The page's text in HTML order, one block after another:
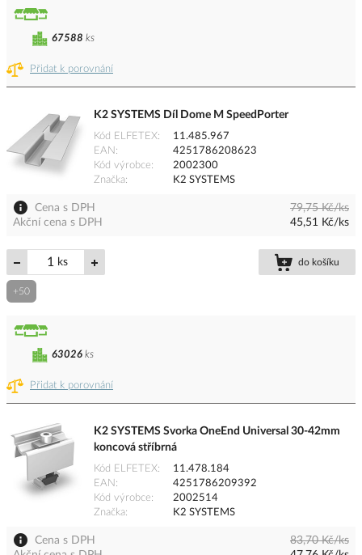
Přidat k porovnání
67588 ks
K2 SYSTEMS Díl Dome M SpeedPorter
Kód ELFETEX
11.485.967
EAN
4251786208623
Kód výrobce
2002300
Značka
K2 SYSTEMS
Cena s DPH
79,75 Kč/ks
Akční cena s DPH
45,51 Kč/ks
ks do košíku
+50
Přidat k porovnání
63026 ks
K2 SYSTEMS Svorka OneEnd Universal 30-42mm
koncová stříbrná
Kód ELFETEX
11.478.184
EAN
4251786209392
Kód výrobce
2002514
Značka
K2 SYSTEMS
Cena s DPH
83,70 Kč/ks